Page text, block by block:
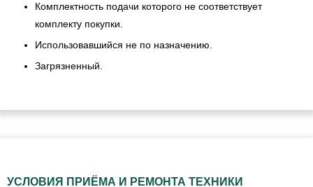
Комплектность подачи которого не соответствует
комплекту покупки.
Использовавшийся не по назначению.
Загрязненный.
УСЛОВИЯ ПРИЁМА И РЕМОНТА ТЕХНИКИ